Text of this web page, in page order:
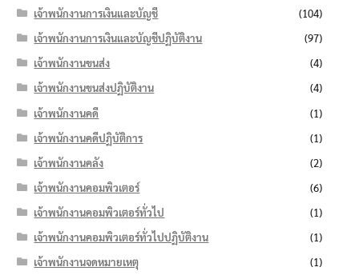
เจ้าพนักงานการเงินและบัญชี
(104)
เจ้าพนักงานการเงินและบัญชีปฏิบัติงาน
(97)
เจ้าพนักงานขนส่ง
(4)
เจ้าพนักงานขนส่งปฏิบัติงาน
(4)
เจ้าพนักงานคดี
(1)
เจ้าพนักงานคดีปฏิบัติการ
(1)
เจ้าพนักงานคลัง
(2)
เจ้าพนักงานคอมพิวเตอร์
(6)
เจ้าพนักงานคอมพิวเตอร์ทั่วไป
(1)
เจ้าพนักงานคอมพิวเตอร์ทั่วไปปฏิบัติงาน
(1)
เจ้าพนักงานจดหมายเหตุ
(1)